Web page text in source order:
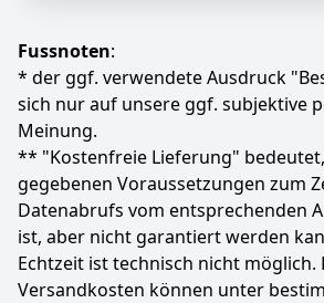
Dunkelbraun
2090 €
Anzeigen
Fussnoten:
* der ggf. verwendete Ausdruck
sich nur auf unsere ggf. subjektive
Meinung.
** "Kostenfreie Lieferung"
gegebenen Voraussetzungen zum
Datenabrufs vom entsprechenden
ist, aber nicht garantiert werden
Echtzeit ist technisch nicht möglich.
Versandkosten können unter